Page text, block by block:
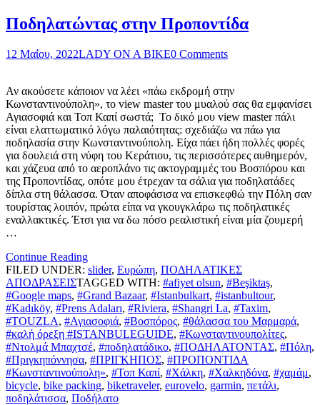
Ποδηλατώντας στην Προποντίδα
12 Μαΐου, 2022LADY ON A BIKE0 Comments
Αν ακούσετε κάποιον να λέει «πάω εκδρομή στην
Κωνσταντινούπολη», το view master του μυαλού σας θα εμφανίσει
Αγιασοφιά και Τοπ Καπί σωστά; Το δικό μου view master πάλι
είναι ελαττωματικό λόγω παλαιότητας: σχεδιάζω να πάω για
ποδηλασία στην Κωνσταντινούπολη. Είχα πάει ήδη πολλές φορές
για δουλειά στη νύφη του Κεράτιου, τις περισσότερες αυθημερόν,
και χάζευα από το αεροπλάνο τις ακτογραμμές του Βοσπόρου και
της Προποντίδας, οπότε μου έτρεχαν τα σάλια για ποδηλατάδες
δίπλα στη θάλασσα. Όταν αποφάσισα να επισκεφθώ την Πόλη σαν
τουρίστας λοιπόν, πρώτα είπα να γκουγκλάρω τις ποδηλατικές
εναλλακτικές. Έτσι για να δω πόσο ρεαλιστική είναι μία ζουμερή
…
Continue Reading
FILED UNDER: slider, Ευρώπη, ΠΟΔΗΛΑΤΙΚΕΣ
ΑΠΟΔΡΑΣΕΙΣTAGGED WITH: #afiyet olsun, #Beşiktaş,
#Google maps, #Grand Bazaar, #Istanbulkart, #istanbultour,
#Kadıköy, #Prens Adaları, #Riviera, #Shangri La, #Taxim,
#TOUZLA, #Αγιασοφιά, #Βοσπόρος, #θάλασσα του Μαρμαρά,
#καλή όρεξη #ISTANBULEGUIDE, #Κωνσταντινουπολίτες,
#Ντολμά Μπαχτσέ, #ποδηλατάδικο, #ΠΟΔΗΛΑΤΟΝΤΑΣ, #Πόλη,
#Πριγκηπόννησα, #ΠΡΙΓΚΗΠΟΣ, #ΠΡΟΠΟΝΤΙΔΑ
#Κωνσταντινούπολη», #Τοπ Καπί, #Χάλκη, #Χαλκηδόνα, #χαμάμ,
bicycle, bike packing, biketraveler, eurovelo, garmin, πετάλι,
ποδηλάτισσα, Ποδήλατο